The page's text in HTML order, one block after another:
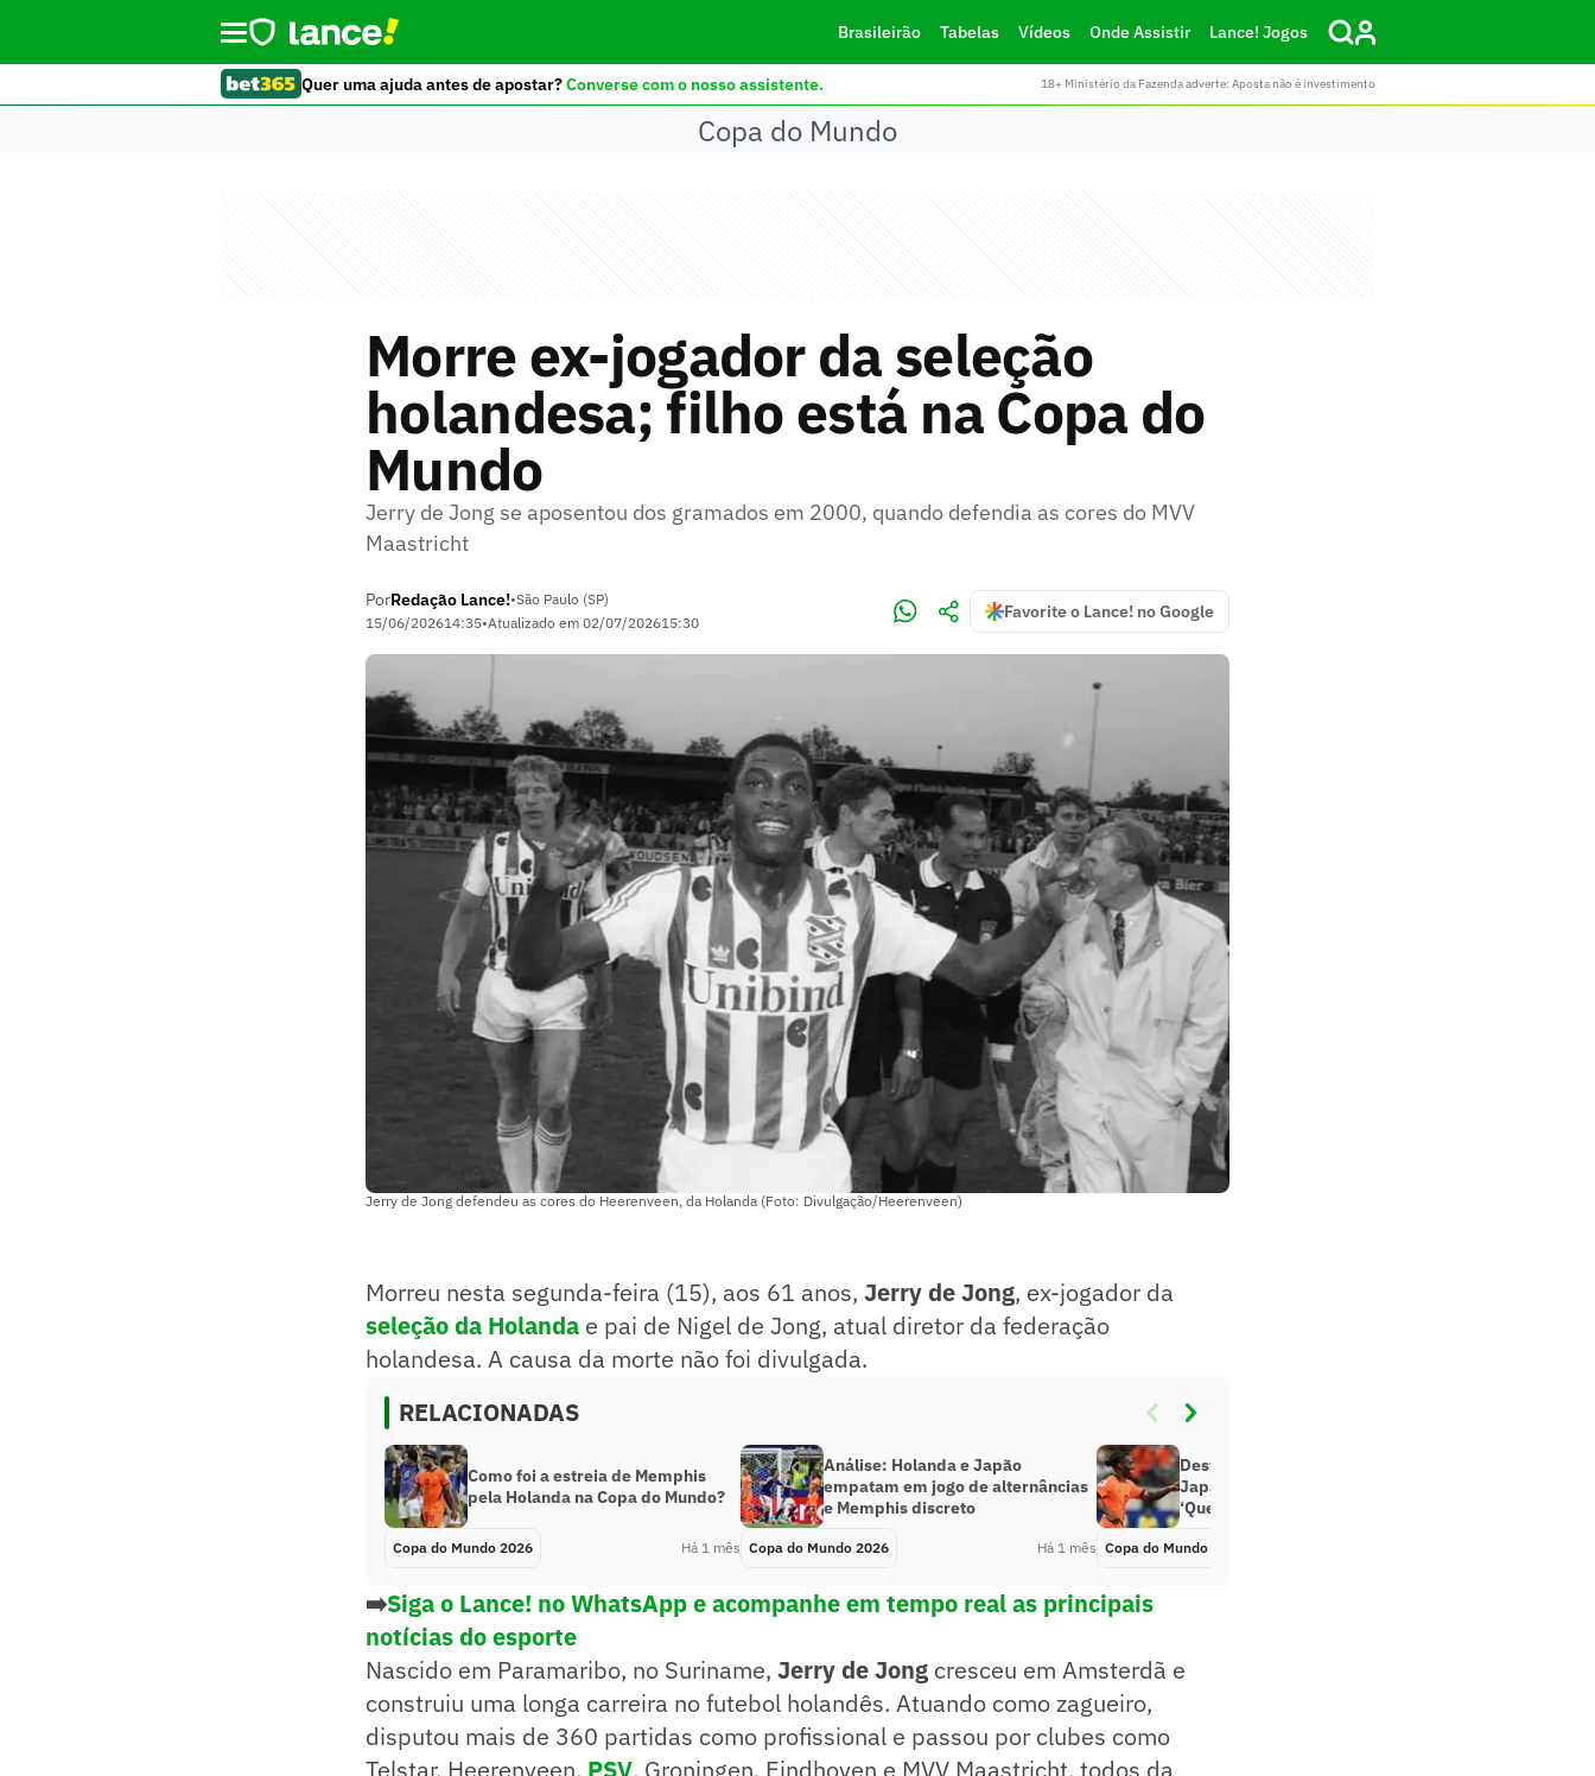
Brasileirão Tabelas Vídeos Onde Assistir Lance! Jogos
Quer uma ajuda antes de apostar?Converse com o nosso assistente. 18+ Ministério da Fazenda adverte: Aposta não é investimento
Copa do Mundo
Morre ex-jogador da seleção
holandesa; filho está na Copa do
Mundo
Jerry de Jong se aposentou dos gramados em 2000, quando defendia as cores do MVV
Maastricht
PorRedação Lance!•São Paulo (SP)
15/06/202614:35•Atualizado em 02/07/202615:30
Favorite o Lance! no Google
Jerry de Jong defendeu as cores do Heerenveen, da Holanda (Foto: Divulgação/Heerenveen)
Morreu nesta segunda-feira (15), aos 61 anos, Jerry de Jong, ex-jogador da
seleçãoda Holanda e pai de Nigel de Jong, atual diretor da federação
holandesa. A causa da morte não foi divulgada.
RELACIONADAS
Como foi a estreia de Memphis
pela Holanda na Copa do Mundo?
Copa do Mundo 2026 Há 1 mês
Análise: Holanda e Japão
empatam em jogo de alternâncias
e Memphis discreto
Copa do Mundo 2026 Há 1 mês
Destaque da Holanda contra o
Japão se inspira em Neymar:
‘Queria ser como ele’
Copa do Mundo 2026
➡️Siga o Lance! no WhatsApp e acompanhe em tempo real as principais
notícias do esporte
Nascido em Paramaribo, no Suriname, Jerry de Jong cresceu em Amsterdã e
construiu uma longa carreira no futebol holandês. Atuando como zagueiro,
disputou mais de 360 partidas como profissional e passou por clubes como